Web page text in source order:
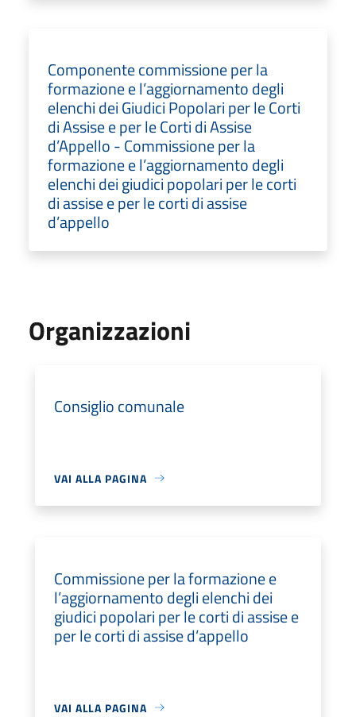
Componente commissione per la
formazione e l’aggiornamento degli
elenchi dei Giudici Popolari per le Corti
di Assise e per le Corti di Assise
d’Appello - Commissione per la
formazione e l’aggiornamento degli
elenchi dei giudici popolari per le corti
di assise e per le corti di assise
d’appello
Organizzazioni
Consiglio comunale
VAI ALLA PAGINA
Commissione per la formazione e
l’aggiornamento degli elenchi dei
giudici popolari per le corti di assise e
per le corti di assise d’appello
VAI ALLA PAGINA